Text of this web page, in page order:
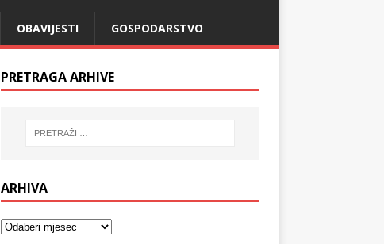
OBAVIJESTI GOSPODARSTVO
PRETRAGA ARHIVE
ARHIVA